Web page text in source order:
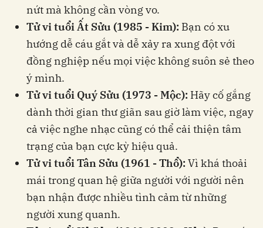
nứt mà không cần vòng vo.
Tử vi tuổi Ất Sửu (1985 - Kim): Bạn có xu
hướng dễ cáu gắt và dễ xảy ra xung đột với
đồng nghiệp nếu mọi việc không suôn sẻ theo
ý mình.
Tử vi tuổi Quý Sửu (1973 - Mộc): Hãy cố gắng
dành thời gian thư giãn sau giờ làm việc, ngay
cả việc nghe nhạc cũng có thể cải thiện tâm
trạng của bạn cực kỳ hiệu quả.
Tử vi tuổi Tân Sửu (1961 - Thổ):Vì khá thoải
mái trong quan hệ giữa người với người nên
bạn nhận được nhiều tình cảm từ những
người xung quanh.